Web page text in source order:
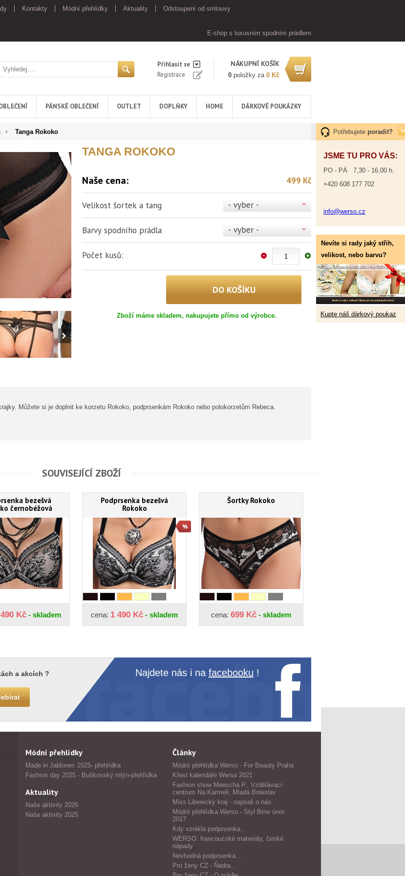
Kontakty Módní přehlídky Aktuality
Odstoupení od smlouvy
E-shop s luxusním spodním prádlem
Přihlasit se
Registrace
NÁKUPNÍ KOŠÍK
0 položky za 0 Kč
PÁNSKÉ OBLEČENÍ OUTLET DOPLŇKY HOME DÁRKOVÉ POUKÁZKY
Potřebujete poradit?
JSME TU PRO VÁS:
PO - PÁ 7,30 - 16,00 h.
+420 608 177 702
info@werso.cz
Nevíte si rady jaký střih,
velikost, nebo barvu?
Kupte náš dárkový poukaz
Tanga Rokoko
TANGA ROKOKO
Naše cena: 499 Kč
Velikost šortek a tang - vyber -
Barvy spodního prádla - vyber -
Počet kusů:
Zboží máme skladem, nakupujete přímo od výrobce.
Můžete si je doplnit ke korzetu Rokoko, podprsenkám Rokoko nebo polokorzetům Rebeca.
SOUVISEJÍCÍ ZBOŽÍ
bezešvá
černobéžová
Kč - skladem
Podprsenka bezešvá
Rokoko
cena: 1 490 Kč - skladem
Šortky Rokoko
cena: 699 Kč - skladem
a akcích ? Najdete nás i na facebooku !
Módní přehlídky
Made in Jablonec 2025- přehlídka
Fashion day 2025 - Buškovský mlýn-přehlídka
Aktuality
Naše aktivity 2026
Naše aktivity 2025
Články
Módní přehlídka Werso - For Beauty Praha
Křest kalendáře Werso 2021
Fashion show Meescha P., Vzdělávací
centrum Na Karmeli, Mladá Boleslav
Miss Liberecký kraj - napsali o nás:
Módní přehlídka Werso - Styl Brno únor
2017
Kdy vznikla podprsenka...
WERSO: francouzské materiály, české
nápady
Nevhodná podprsenka...
Pro ženy CZ - Ňadra...